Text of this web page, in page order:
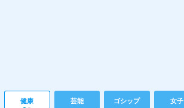
健康 芸能 ゴシップ 女子